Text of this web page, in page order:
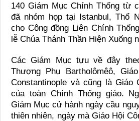
140 Giám Mục Chính Thống từ
đã nhóm họp tại Istanbul, Thổ
cho Công đồng Liên Chính
lễ Chúa Thánh Thần Hiện Xuống
Các Giám Mục tựu về đây
Thượng Phụ Bartholômêô,
Constantinople và cũng là Giáo
của toàn Chính Thống giáo.
Giám Mục cử hành ngày cầu
thiên nhiên, ngày mà Giáo Hội